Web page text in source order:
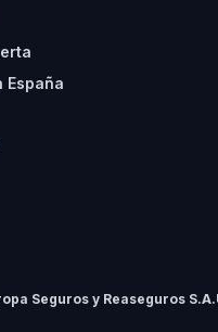
España
Seguros y Reaseguros